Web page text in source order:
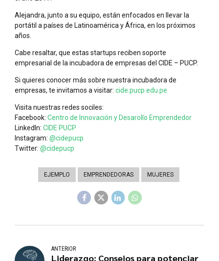
Alejandra, junto a su equipo, están enfocados en llevar la
portátil a países de Latinoamérica y África, en los próximos
años.
Cabe resaltar, que estas startups reciben soporte
empresarial de la incubadora de empresas del CIDE – PUCP.
Si quieres conocer más sobre nuestra incubadora de
empresas, te invitamos a visitar: cide.pucp.edu.pe
Visita nuestras redes sociles:
Facebook: Centro de Innovación y Desarollo Emprendedor
LinkedIn: CIDE PUCP
Instagram: @cidepucp
Twitter: @cidepucp
EJEMPLO EMPRENDEDORAS MUJERES
ANTERIOR
Liderazgo: Consejos para potenciar